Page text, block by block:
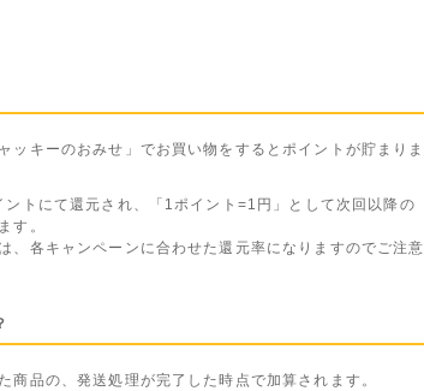
ッキーのおみせ」でお買い物をするとポイントが貯まりま
トにて還元され、「1ポイント=1円」として次回以降の
す。
、各キャンペーンに合わせた還元率になりますのでご注意
商品の、発送処理が完了した時点で加算されます。